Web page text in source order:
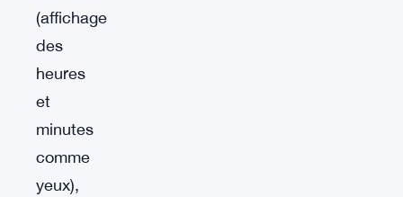
(affichage
des
heures
et
minutes
comme
yeux),